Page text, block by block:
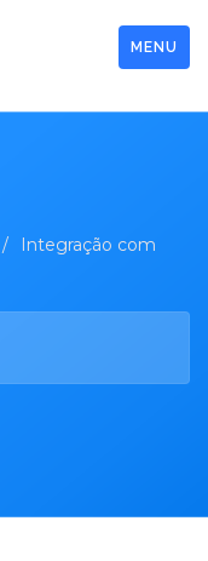
MENU
/
Integração com